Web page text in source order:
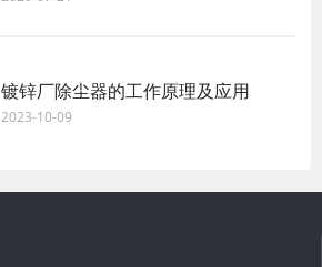
镀锌厂除尘器的工作原理及应用
2023-10-09